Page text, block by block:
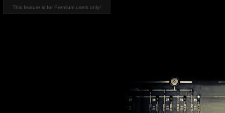
This feature is for Premium users only!